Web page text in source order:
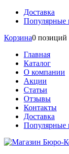
Доставка
Популярные
Корзина0 позиций
Главная
Каталог
О компании
Акции
Статьи
Отзывы
Контакты
Доставка
Популярные